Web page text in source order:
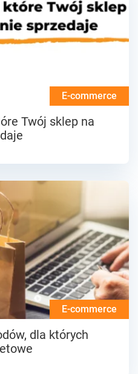
E-commerce
Twój sklep na
E-commerce
dla których